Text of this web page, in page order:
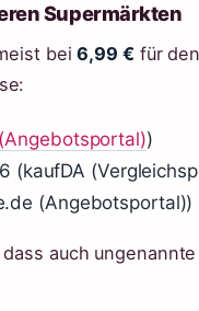
Supermärkten
bei6,99 €für
)
(kaufDA
(Angebotsportal))
auch